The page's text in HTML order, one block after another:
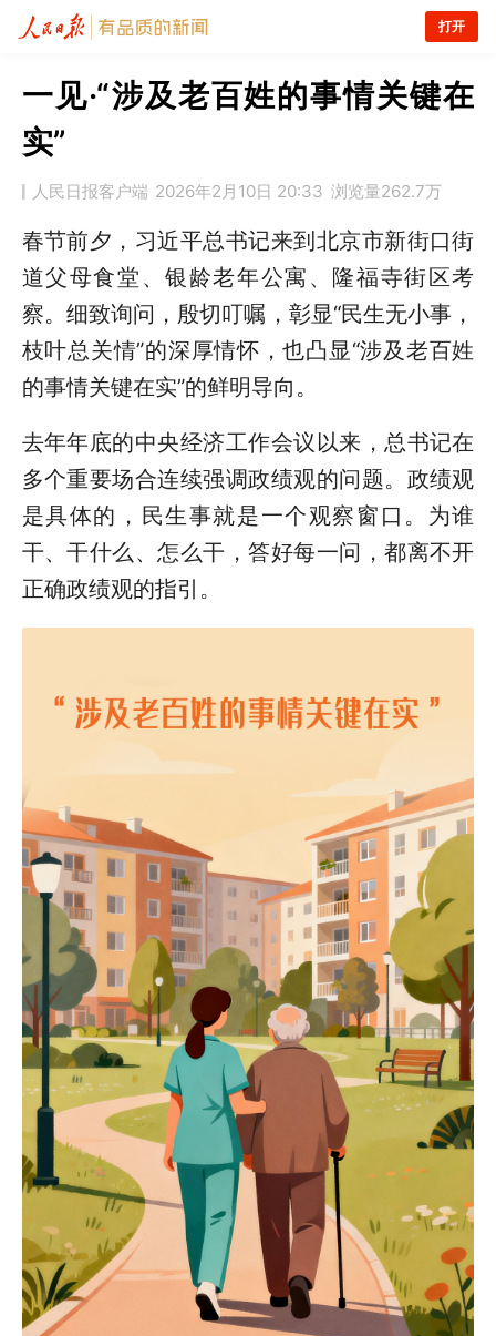
打开
一见·“涉及老百姓的事情关键在
实”
人民日报客户端 2026年2月10日 20:33 浏览量262.7万
春节前夕，习近平总书记来到北京市新街口街
道父母食堂、银龄老年公寓、隆福寺街区考
察。细致询问，殷切叮嘱，彰显“民生无小事，
枝叶总关情”的深厚情怀，也凸显“涉及老百姓
的事情关键在实”的鲜明导向。
去年年底的中央经济工作会议以来，总书记在
多个重要场合连续强调政绩观的问题。政绩观
是具体的，民生事就是一个观察窗口。为谁
干、干什么、怎么干，答好每一问，都离不开
正确政绩观的指引。